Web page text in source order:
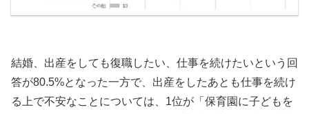
結婚、出産をしても復職したい、仕事を続けたいという回
答が80.5%となった一方で、出産をしたあとも仕事を続け
る上で不安なことについては、1位が「保育園に子どもを